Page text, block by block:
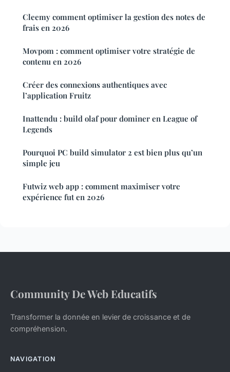
Cleemy comment optimiser la gestion des notes de
frais en 2026
Movpom : comment optimiser votre stratégie de
contenu en 2026
Créer des connexions authentiques avec
l’application Fruitz
Inattendu : build olaf pour dominer en League of
Legends
Pourquoi PC build simulator 2 est bien plus qu’un
simple jeu
Futwiz web app : comment maximiser votre
expérience fut en 2026
Community De Web Educatifs
Transformer la donnée en levier de croissance et de
compréhension.
NAVIGATION